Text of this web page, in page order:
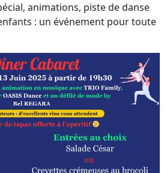
animations, piste de danse
: un événement pour toute